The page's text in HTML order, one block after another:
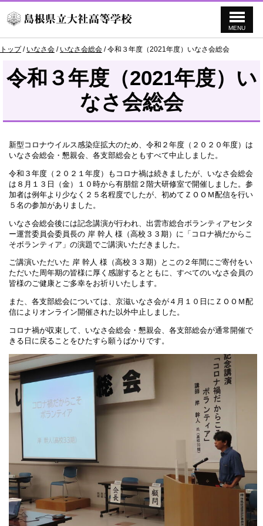
MENU
現
位
トップ/ いなさ会 / いなさ会総会 /令和３年度（2021年度）いなさ会総会
令和３年度（2021年度）い
なさ会総会
新型コロナウイルス感染症拡大のため、令和２年度（２０２０年度）は
いなさ会総会・懇親会、各支部総会ともすべて中止しました。
令和３年度（２０２１年度）もコロナ禍は続きましたが、いなさ会総会
は８月１３日（金）１０時から有朋舘２階大研修室で開催しました。参
加者は例年より少なく２５名程度でしたが、初めてＺＯＯＭ配信を行い
５名の参加がありました。
いなさ会総会後には記念講演が行われ、出雲市総合ボランティアセンタ
ー運営委員会委員長の 岸 幹人 様（高校３３期）に「コロナ禍だからこ
そボランティア」の演題でご講演いただきました。
ご講演いただいた 岸 幹人 様（高校３３期）とこの２年間にご寄付をい
ただいた周年期の皆様に厚く感謝するとともに、すべてのいなさ会員の
皆様のご健康とご多幸をお祈りいたします。
また、各支部総会については、京滋いなさ会が４月１０日にＺＯＯＭ配
信によりオンライン開催された以外中止しました。
コロナ禍が収束して、いなさ会総会・懇親会、各支部総会が通常開催で
きる日に戻ることをひたすら願うばかりです。